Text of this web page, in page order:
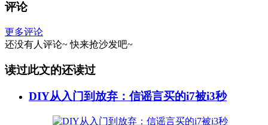
评论
更多评论
还没有人评论~ 快来抢沙发吧~
读过此文的还读过
DIY从入门到放弃：信谣言买的i7被i3秒